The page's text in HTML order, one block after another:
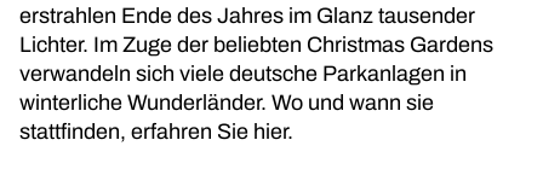
erstrahlen Ende des Jahres im Glanz tausender
Lichter. Im Zuge der beliebten Christmas Gardens
verwandeln sich viele deutsche Parkanlagen in
winterliche Wunderländer. Wo und wann sie
stattfinden, erfahren Sie hier.